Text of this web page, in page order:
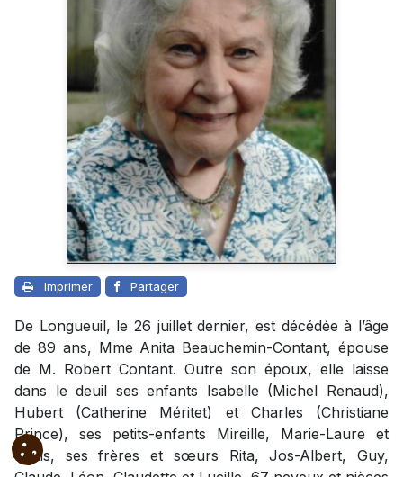
Imprimer Partager
De Longueuil, le 26 juillet dernier, est décédée à l’âge
de 89 ans, Mme Anita Beauchemin-Contant, épouse
de M. Robert Contant. Outre son époux, elle laisse
dans le deuil ses enfants Isabelle (Michel Renaud),
Hubert (Catherine Méritet) et Charles (Christiane
Prince), ses petits-enfants Mireille, Marie-Laure et
Louis, ses frères et sœurs Rita, Jos-Albert, Guy,